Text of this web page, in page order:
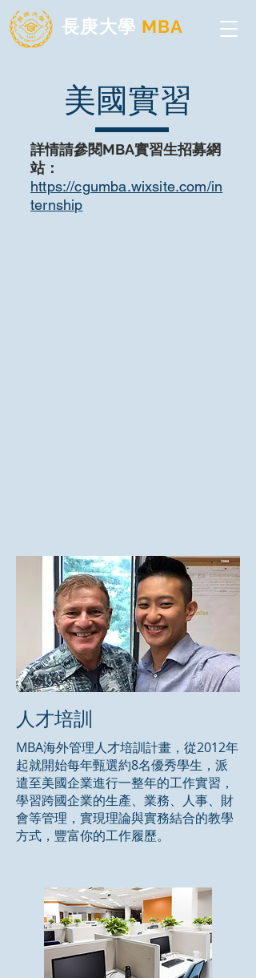
長庚大學 MBA
美國實習
詳情請參閱MBA實習生招募網
站：
https://cgumba.wixsite.com/in
ternship
人才培訓
MBA海外管理人才培訓計畫，從2012年
起就開始每年甄選約8名優秀學生，派
遣至美國企業進行一整年的工作實習，
學習跨國企業的生產、業務、人事、財
會等管理，實現理論與實務結合的教學
方式，豐富你的工作履歷。